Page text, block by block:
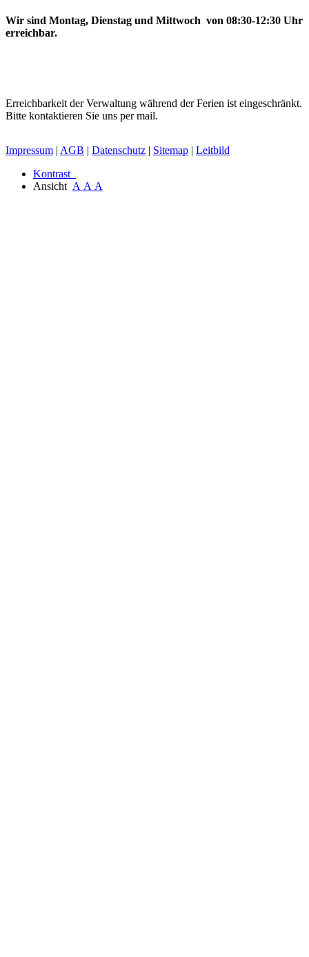
Wir sind Montag, Dienstag und Mittwoch von 08:30-12:30 Uhr
erreichbar.
Erreichbarkeit der Verwaltung während der Ferien ist eingeschränkt.
Bitte kontaktieren Sie uns per mail.
Impressum | AGB | Datenschutz | Sitemap | Leitbild
Kontrast
Ansicht A A A